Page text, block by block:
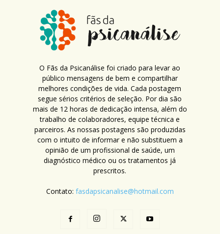
O Fãs da Psicanálise foi criado para levar ao
público mensagens de bem e compartilhar
melhores condições de vida. Cada postagem
segue sérios critérios de seleção. Por dia são
mais de 12 horas de dedicação intensa, além do
trabalho de colaboradores, equipe técnica e
parceiros. As nossas postagens são produzidas
com o intuito de informar e não substituem a
opinião de um profissional de saúde, um
diagnóstico médico ou os tratamentos já
prescritos.
Contato: fasdapsicanalise@hotmail.com